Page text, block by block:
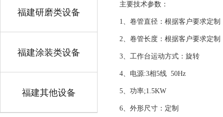
福建研磨类设备
福建涂装类设备
福建其他设备
主要技术参数：
1、卷管直径：根据客户要求定制
2、卷管长度：根据客户要求定制
3、工作台运动方式：旋转
4、电源:3相5线 50Hz
5、功率;1.5KW
6、外形尺寸：定制